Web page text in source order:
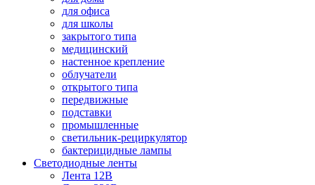
для офиса
для школы
закрытого типа
медицинский
настенное крепление
облучатели
открытого типа
передвижные
подставки
промышленные
светильник-рециркулятор
бактерицидные лампы
Светодиодные ленты
Лента 12В